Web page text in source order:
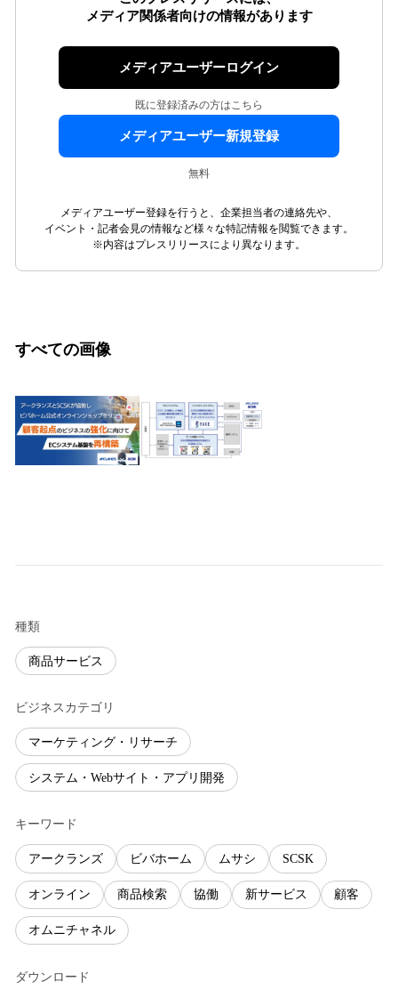
メディア関係者向けの情報があります
メディアユーザーログイン
既に登録済みの方はこちら
メディアユーザー新規登録
無料
メディアユーザー登録を行うと、企業担当者の連絡先や、
イベント・記者会見の情報など様々な特記情報を閲覧できます。
※内容はプレスリリースにより異なります。
すべての画像
種類
商品サービス
ビジネスカテゴリ
マーケティング・リサーチ
システム・Webサイト・アプリ開発
キーワード
アークランズ ビバホーム ムサシ SCSK
オンライン 商品検索 協働 新サービス 顧客
オムニチャネル
ダウンロード